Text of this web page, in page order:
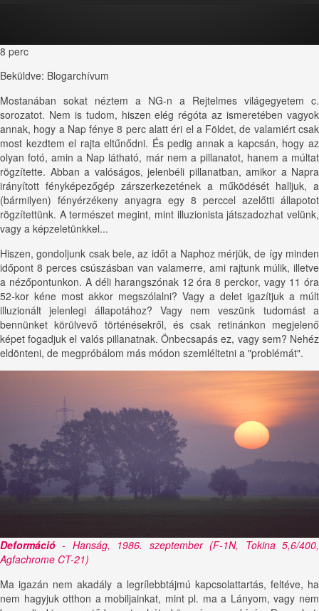
8 perc
Beküldve: Blogarchívum
Mostanában sokat néztem a NG-n a Rejtelmes világegyetem c.
sorozatot. Nem is tudom, hiszen elég régóta az ismeretében vagyok
annak, hogy a Nap fénye 8 perc alatt éri el a Földet, de valamiért csak
most kezdtem el rajta eltűnődni. És pedig annak a kapcsán, hogy az
olyan fotó, amin a Nap látható, már nem a pillanatot, hanem a múltat
rögzítette. Abban a valóságos, jelenbéli pillanatban, amikor a Napra
irányított fényképezőgép zárszerkezetének a működését halljuk, a
(bármilyen) fényérzékeny anyagra egy 8 perccel azelőtti állapotot
rögzítettünk. A természet megint, mint illuzionista játszadozhat velünk,
vagy a képzeletünkkel...
Hiszen, gondoljunk csak bele, az időt a Naphoz mérjük, de így minden
időpont 8 perces csúszásban van valamerre, ami rajtunk múlik, illetve
a nézőpontunkon. A déli harangszónak 12 óra 8 perckor, vagy 11 óra
52-kor kéne most akkor megszólalni? Vagy a delet igazítjuk a múlt
illuzionált jelenlegi állapotához? Vagy nem veszünk tudomást a
bennünket körülvevő történésekről, és csak retinánkon megjelenő
képet fogadjuk el valós pillanatnak. Önbecsapás ez, vagy sem? Nehéz
eldönteni, de megpróbálom más módon szemléltetni a "problémát".
Deformáció - Hanság, 1986. szeptember (F-1N, Tokina 5,6/400,
Agfachrome CT-21)
Ma igazán nem akadály a legrílebbtájmú kapcsolattartás, feltéve, ha
nem hagyjuk otthon a mobiljainkat, mint pl. ma a Lányom, vagy nem